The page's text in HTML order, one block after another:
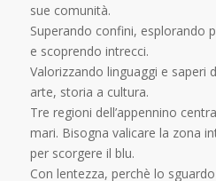
sue comunità.
Superando confini, esplorando
e scoprendo intrecci.
Valorizzando linguaggi e saperi
arte, storia a cultura.
Tre regioni dell’appennino
mari. Bisogna valicare la zona
per scorgere il blu.
Con lentezza, perchè lo